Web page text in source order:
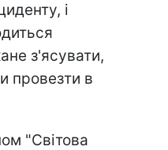
і
з'ясувати,
провезти в
"Світова